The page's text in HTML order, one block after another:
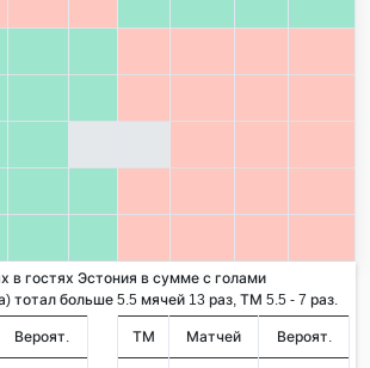
в гостях Эстония в сумме с голами
тотал больше 5.5 мячей 13 раз, ТМ 5.5 - 7 раз.
Вероят. ТМ Матчей Вероят.